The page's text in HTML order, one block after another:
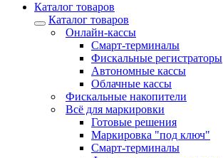
Каталог товаров
Каталог товаров
Онлайн-кассы
Смарт-терминалы
Фискальные регистраторы
Автономные кассы
Облачные кассы
Фискальные накопители
Всё для маркировки
Готовые решения
Маркировка "под ключ"
Смарт-терминалы